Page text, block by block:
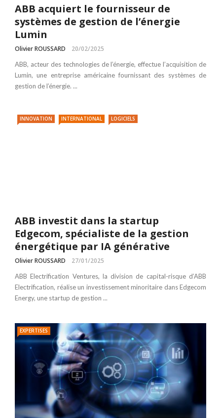
ABB acquiert le fournisseur de
systèmes de gestion de l’énergie
Lumin
Olivier ROUSSARD 20/02/2025
ABB, acteur des technologies de l’énergie, effectue l’acquisition de
Lumin, une entreprise américaine fournissant des systèmes de
gestion de l’énergie. ...
INNOVATION INTERNATIONAL LOGICIELS
ABB investit dans la startup
Edgecom, spécialiste de la gestion
énergétique par IA générative
Olivier ROUSSARD 27/01/2025
ABB Electrification Ventures, la division de capital-risque d’ABB
Electrification, réalise un investissement minoritaire dans Edgecom
Energy, une startup de gestion ...
EXPERTISES